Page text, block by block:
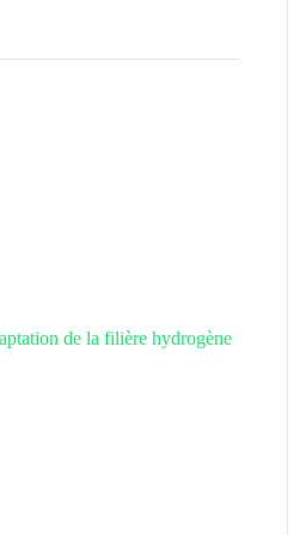
de la filière hydrogène